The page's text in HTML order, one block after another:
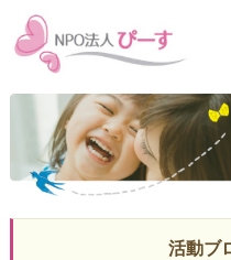
活動ブ